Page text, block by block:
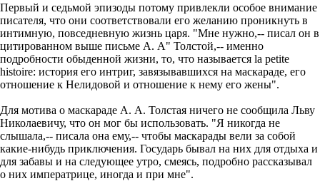
Первый и седьмой эпизоды потому привлекли особое внимание
писателя, что они соответствовали его желанию проникнуть в
интимную, повседневную жизнь царя. "Мне нужно,-- писал он в
цитированном выше письме А. А" Толстой,-- именно
подробности обыденной жизни, то, что называется la petite
histoire: история его интриг, завязывавшихся на маскараде, его
отношение к Нелидовой и отношение к нему его жены".
Для мотива о маскараде А. А. Толстая ничего не сообщила Льву
Николаевичу, что он мог бы использовать. "Я никогда не
слышала,-- писала она ему,-- чтобы маскарады вели за собой
какие-нибудь приключения. Государь бывал на них для отдыха и
для забавы и на следующее утро, смеясь, подробно рассказывал
о них императрице, иногда и при мне".